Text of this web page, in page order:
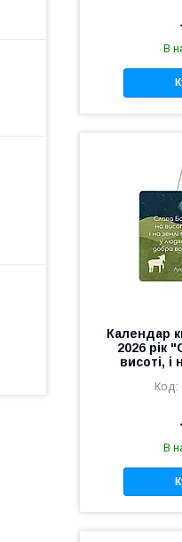
В
Календар
2026 рік
висоті, і
В